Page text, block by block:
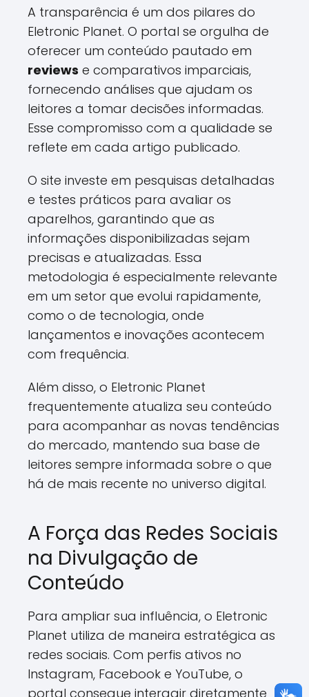
A transparência é um dos pilares do
Eletronic Planet. O portal se orgulha de
oferecer um conteúdo pautado em
reviews e comparativos imparciais,
fornecendo análises que ajudam os
leitores a tomar decisões informadas.
Esse compromisso com a qualidade se
reflete em cada artigo publicado.
O site investe em pesquisas detalhadas
e testes práticos para avaliar os
aparelhos, garantindo que as
informações disponibilizadas sejam
precisas e atualizadas. Essa
metodologia é especialmente relevante
em um setor que evolui rapidamente,
como o de tecnologia, onde
lançamentos e inovações acontecem
com frequência.
Além disso, o Eletronic Planet
frequentemente atualiza seu conteúdo
para acompanhar as novas tendências
do mercado, mantendo sua base de
leitores sempre informada sobre o que
há de mais recente no universo digital.
A Força das Redes Sociais
na Divulgação de
Conteúdo
Para ampliar sua influência, o Eletronic
Planet utiliza de maneira estratégica as
redes sociais. Com perfis ativos no
Instagram, Facebook e YouTube, o
portal consegue interagir diretamente